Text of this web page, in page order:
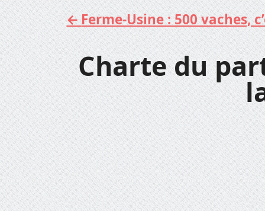
Aller
au
contenu
Ferme-Usine : 500 vaches,
Charte du